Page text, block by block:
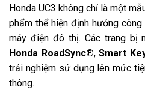
Honda UC3 không chỉ là một
phẩm thể hiện định hướng
máy điện đô thị. Các trang bị
Honda RoadSync®, Smart
trải nghiệm sử dụng lên mức
thông.